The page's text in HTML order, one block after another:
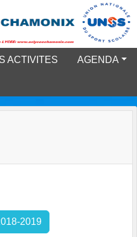
ACTIVITES AGENDA
2019